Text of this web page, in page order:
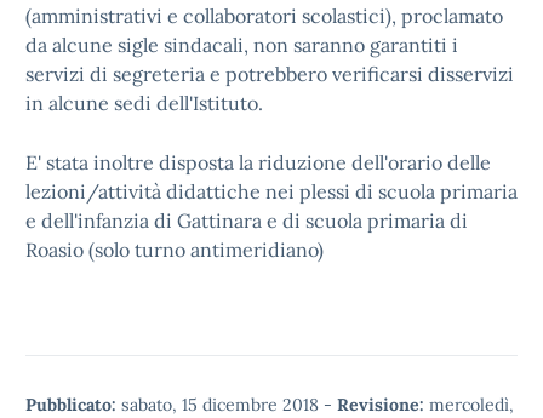
(amministrativi e collaboratori scolastici), proclamato
da alcune sigle sindacali, non saranno garantiti i
servizi di segreteria e potrebbero verificarsi disservizi
in alcune sedi dell'Istituto.
E' stata inoltre disposta la riduzione dell'orario delle
lezioni/attività didattiche nei plessi di scuola primaria
e dell'infanzia di Gattinara e di scuola primaria di
Roasio (solo turno antimeridiano)
Pubblicato: sabato, 15 dicembre 2018 - Revisione: mercoledì,